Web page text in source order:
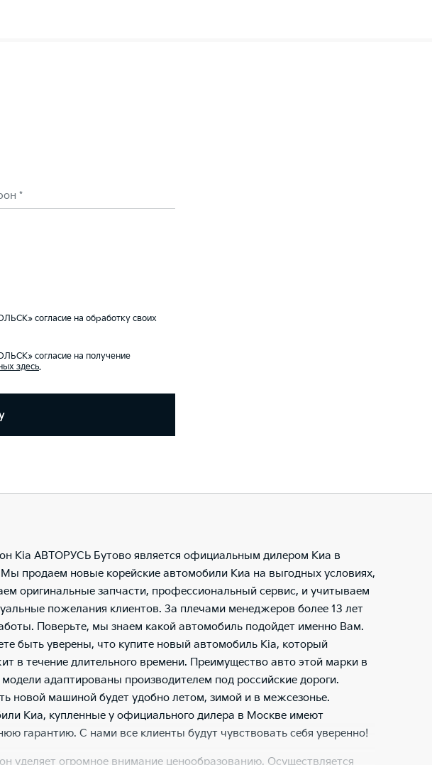
*
согласие на обработку своих
согласие на получение
здесь.
Kia АВТОРУСЬ Бутово является официальным дилером Киа в
продаем новые корейские автомобили Киа на выгодных условиях,
оригинальные запчасти, профессиональный сервис, и учитываем
пожелания клиентов. За плечами менеджеров более 13 лет
Поверьте, мы знаем какой автомобиль подойдет именно Вам.
быть уверены, что купите новый автомобиль Kia, который
в течение длительного времени. Преимущество авто этой марки в
адаптированы производителем под российские дороги.
новой машиной будет удобно летом, зимой и в межсезонье.
Киа, купленные у официального дилера в Москве имеют
гарантию. С нами все клиенты будут чувствовать себя уверенно!
уделяет огромное внимание ценообразованию. Осуществляется